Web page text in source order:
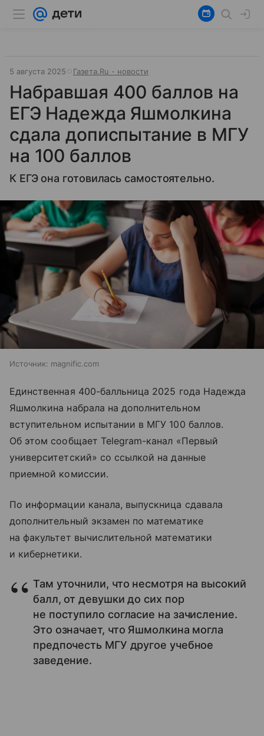
5 августа 2025 Газета.Ru - новости
Набравшая 400 баллов на
ЕГЭ Надежда Яшмолкина
сдала дописпытание в МГУ
на 100 баллов
К ЕГЭ она готовилась самостоятельно.
Источник: magnific.com
Единственная 400-балльница 2025 года Надежда
Яшмолкина набрала на дополнительном
вступительном испытании в МГУ 100 баллов.
Об этом сообщает Telegram-канал «Первый
университетский» со ссылкой на данные
приемной комиссии.
По информации канала, выпускница сдавала
дополнительный экзамен по математике
на факультет вычислительной математики
и кибернетики.
Там уточнили, что несмотря на высокий
балл, от девушки до сих пор
не поступило согласие на зачисление.
Это означает, что Яшмолкина могла
предпочесть МГУ другое учебное
заведение.